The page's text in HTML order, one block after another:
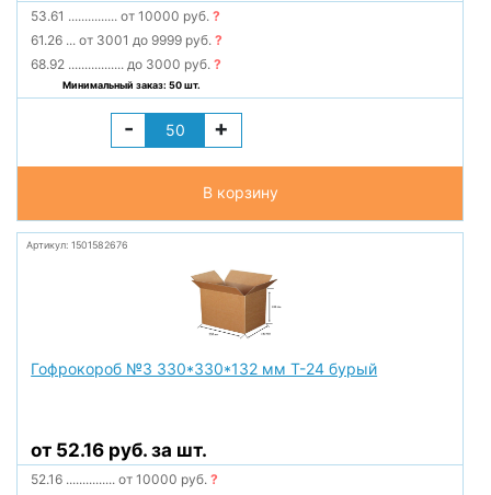
53.61 ............... от 10000 руб.?
61.26 ... от 3001 до 9999 руб.?
68.92 ................. до 3000 руб.?
Минимальный заказ: 50 шт.
- +
В корзину
Артикул: 1501582676
Гофрокороб №3 330*330*132 мм Т-24 бурый
от 52.16 руб. за шт.
52.16 ............... от 10000 руб.?